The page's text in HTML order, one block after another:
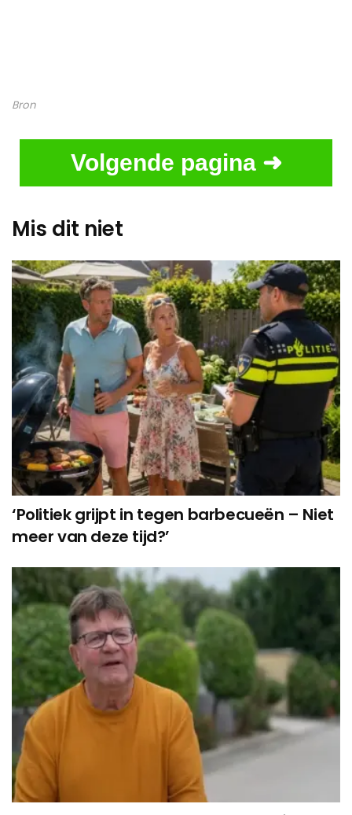
Bron
Volgende pagina ➜
Mis dit niet
‘Politiek grijpt in tegen barbecueën – Niet
meer van deze tijd?’